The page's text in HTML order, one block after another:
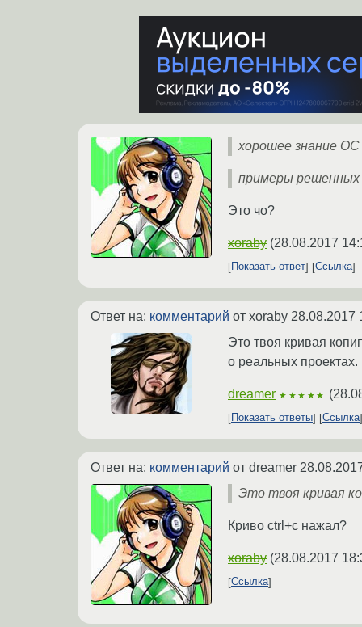
хорошее знание ОС
примеры решенных
Это чо?
xoraby (28.08.2017
Показать ответ Ссылка
Ответ на: комментарий от xoraby 28.08.2017
Это твоя кривая
о реальных проектах.
dreamer ★★★★★ (
Показать ответы Ссылка
Ответ на: комментарий от dreamer
Это твоя кривая
Криво ctrl+c нажал?
xoraby (28.08.2017
Ссылка